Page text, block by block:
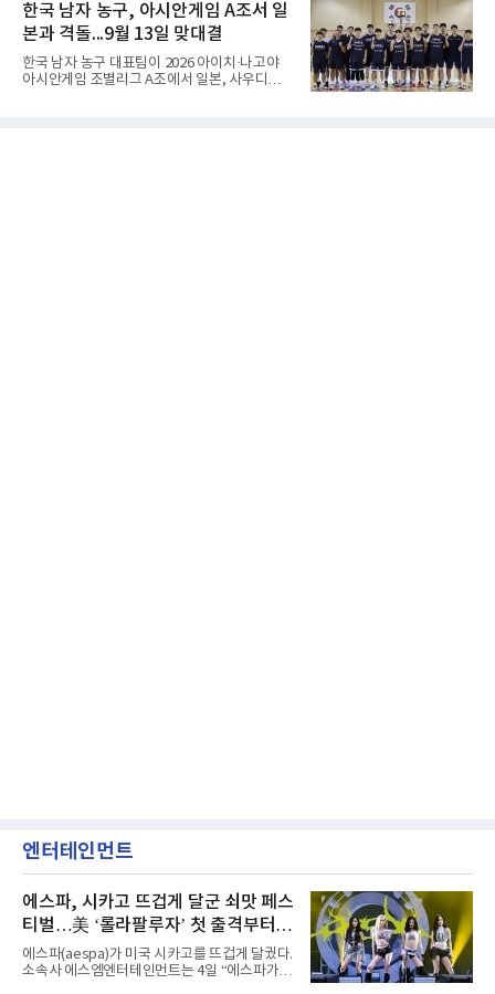
상선(先相先), 선이선(先二先) 등 여러 단계가
전에서 대전고를 상대로 주전 선수들의 고른 활
약을 앞세워 108-33으로 대승을 거뒀다.용산고
는 배대범이 22점, 김민기가 19점, 이승민이 13
점을 올리며 공격을 이끌었다. 경기 초반부터 주
도권을 잡은 용산고는 일찌감치 승기를 굳히며
대전고에 큰 점수 차 승리를 거뒀다.이로써 용산
한국 남자 농구, 아시안게임 A조서 일
본과 격돌...9월 13일 맞대결
한국 남자 농구 대표팀이 2026 아이치·나고야
아시안게임 조별리그 A조에서 일본, 사우디아라
엔터테인먼트
에스파, 시카고 뜨겁게 달군 쇠맛 페스
티벌…美 ‘롤라팔루자’ 첫 출격부터
증명한 존재감
에스파(aespa)가 미국 시카고를 뜨겁게 달궜다.
소속사 에스엠엔터테인먼트는 4일 “에스파가